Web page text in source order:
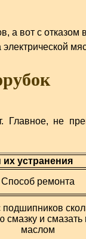
вот с отказом в
Главное, не
устранения
Способ ремонта
подшипников
смазку и
маслом